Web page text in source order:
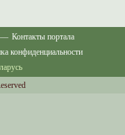
— Контакты портала
конфиденциальности